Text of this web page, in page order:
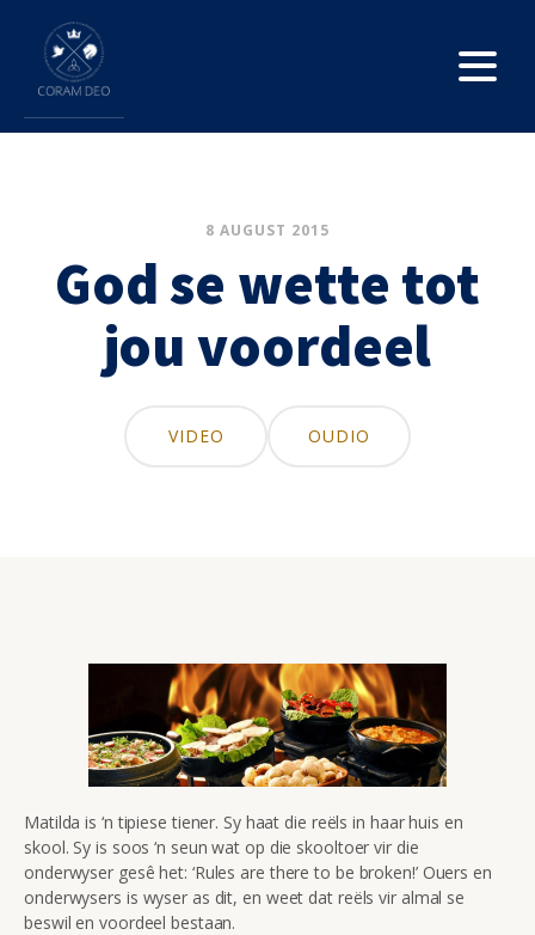
8 AUGUST 2015
God se wette tot
jou voordeel
VIDEO OUDIO
Matilda is ‘n tipiese tiener. Sy haat die reëls in haar huis en
skool. Sy is soos ‘n seun wat op die skooltoer vir die
onderwyser gesê het: ‘Rules are there to be broken!’ Ouers en
onderwysers is wyser as dit, en weet dat reëls vir almal se
beswil en voordeel bestaan.